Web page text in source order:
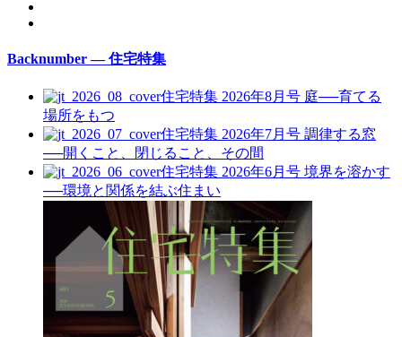
Backnumber — 住宅特集
住宅特集 2026年8月号 庭──育てる
場所をもつ
住宅特集 2026年7月号 調律する窓
──開くこと、閉じること、その間
住宅特集 2026年6月号 境界を溶かす
──環境と関係を結ぶ住まい